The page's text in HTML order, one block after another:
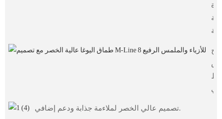
تصميم عالي الخصر لملاءمة جذابة ودعم إضافي.